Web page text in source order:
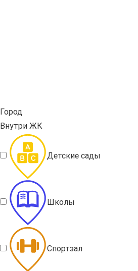
Город
Внутри ЖК
Детские сады
Школы
Спортзал